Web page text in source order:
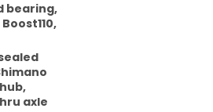
bearing,
axle